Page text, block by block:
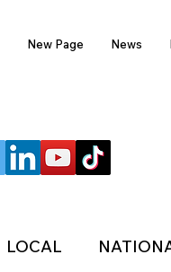
New Page News
LOCAL